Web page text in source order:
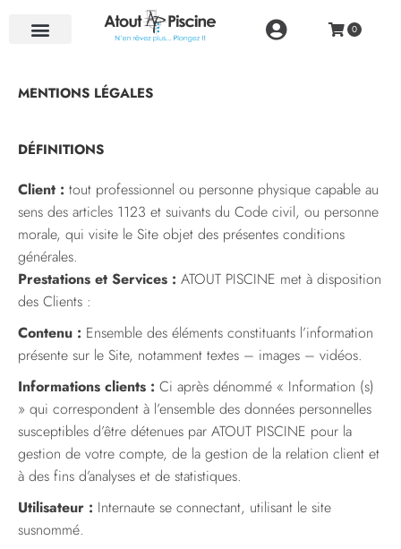
MENTIONS LÉGALES
DÉFINITIONS
Client : tout professionnel ou personne physique capable au
sens des articles 1123 et suivants du Code civil, ou personne
morale, qui visite le Site objet des présentes conditions
générales.
Prestations et Services : ATOUT PISCINE met à disposition
des Clients :
Contenu : Ensemble des éléments constituants l’information
présente sur le Site, notamment textes – images – vidéos.
Informations clients : Ci après dénommé « Information (s)
» qui correspondent à l’ensemble des données personnelles
susceptibles d’être détenues par ATOUT PISCINE pour la
gestion de votre compte, de la gestion de la relation client et
à des fins d’analyses et de statistiques.
Utilisateur : Internaute se connectant, utilisant le site
susnommé.